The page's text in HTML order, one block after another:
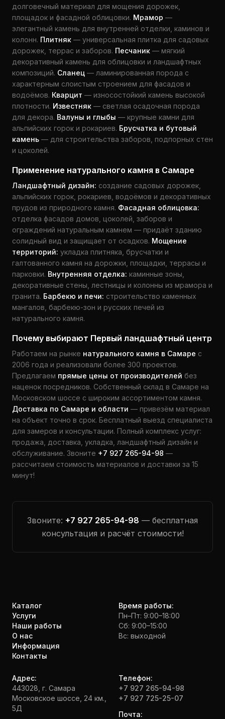
долговечный материал для мощения дорожек,
площадок и фасадной облицовки. Мрамор —
элегантный камень для внутренней отделки, каминов и
колонн. Плитняк — универсальная плитка для садовых
дорожек, террас и заборов. Песчаник — мягкий
декоративный камень для облицовки и ландшафтных
композиций. Сланец — ламинированная порода с
характерным слоистым строением для фасадов и
водоёмов. Кварцит — износостойкий камень высокой
плотности. Известняк — светлая осадочная порода
для декора. Валуны и глыбы — крупные камни для
альпийских горок и рокариев. Брусчатка и бутовый
камень — для строительства заборов, подпорных стен
и цоколей.
Применение натурального камня в Самаре
Ландшафтный дизайн: создание садовых дорожек,
альпийских горок, рокариев, водоёмов и декоративных
прудов из природного камня. Фасадная облицовка:
отделка фасадов домов, цоколей, заборов и
ограждений натуральным камнем — придаёт зданию
солидный вид и защищает от осадков. Мощение
территорий: укладка плитняка, брусчатки и
галтованного камня на дорожки, площадки, террасы и
парковки. Внутренняя отделка: каминные зоны,
декоративные стены, лестницы и колонны из мрамора и
гранита. Барбекю и печи: строительство каменных
мангалов, барбекю-зон и русских печей из
натурального камня.
Почему выбирают Первый ландшафтный центр
Работаем на рынке натурального камня в Самаре с
2006 года и реализовали более 300 проектов.
Предлагаем прямые цены от производителей без
наценок посредников. Собственный склад в Самаре на
Московском шоссе с широким ассортиментом камня.
Доставка по Самаре и области — привезём материал
на объект точно в срок. Бесплатный выезд специалиста
для замеров и консультации. Полный комплекс услуг:
продажа, доставка, укладка, ландшафтный дизайн и
обслуживание. Звоните +7 927 265-94-98 —
рассчитаем стоимость материалов и доставки за 15
минут!
Звоните: +7 927 265-94-98 — бесплатная
консультация и расчёт стоимости!
Каталог
Услуги
Наши работы
О нас
Информация
Контакты
Время работы:
Пн–Пт: 9:00–18:00
Сб: 9:00–15:00
Вс: выходной
Адрес:
443028, г. Самара
Московское шоссе, 24 км.,
5Д
Телефон:
+7 927 265-94-98
+7 927 725-25-07
Почта: